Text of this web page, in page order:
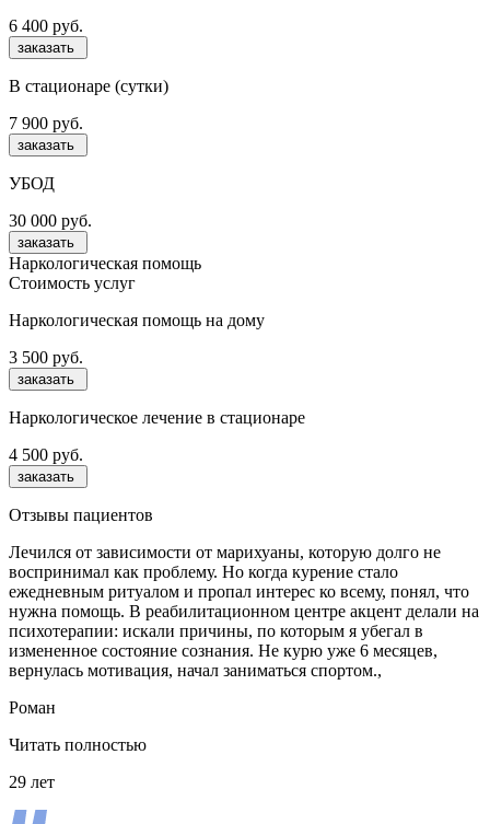
6 400 руб.
заказать
В стационаре (сутки)
7 900 руб.
заказать
УБОД
30 000 руб.
заказать
Наркологическая помощь
Стоимость услуг
Наркологическая помощь на дому
3 500 руб.
заказать
Наркологическое лечение в стационаре
4 500 руб.
заказать
Отзывы пациентов
Лечился от зависимости от марихуаны, которую долго не
воспринимал как проблему. Но когда курение стало
ежедневным ритуалом и пропал интерес ко всему, понял, что
нужна помощь. В реабилитационном центре акцент делали на
психотерапии: искали причины, по которым я убегал в
измененное состояние сознания. Не курю уже 6 месяцев,
вернулась мотивация, начал заниматься спортом.,
Роман
Читать полностью
29 лет